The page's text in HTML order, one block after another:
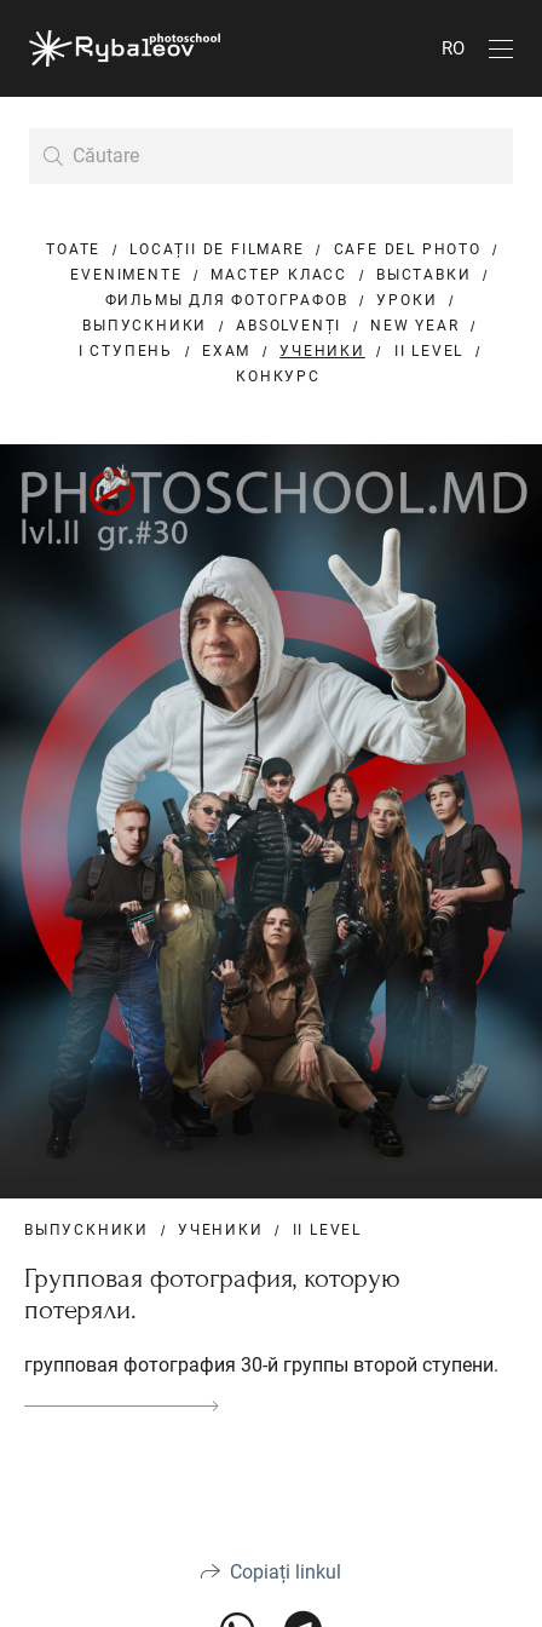
RO
TOATE LOCAȚII DE FILMARE
CAFE DEL PHOTO
EVENIMENTE
МАСТЕР КЛАСС
ВЫСТАВКИ
ФИЛЬМЫ ДЛЯ ФОТОГРАФОВ
УРОКИ
ВЫПУСКНИКИ
ABSOLVENȚI
NEW YEAR
I СТУПЕНЬ
EXAM УЧЕНИКИ
II LEVEL
КОНКУРС
ВЫПУСКНИКИ УЧЕНИКИ II LEVEL
Групповая фотография, которую
потеряли.
групповая фотография 30-й группы второй ступени.
Copiați linkul